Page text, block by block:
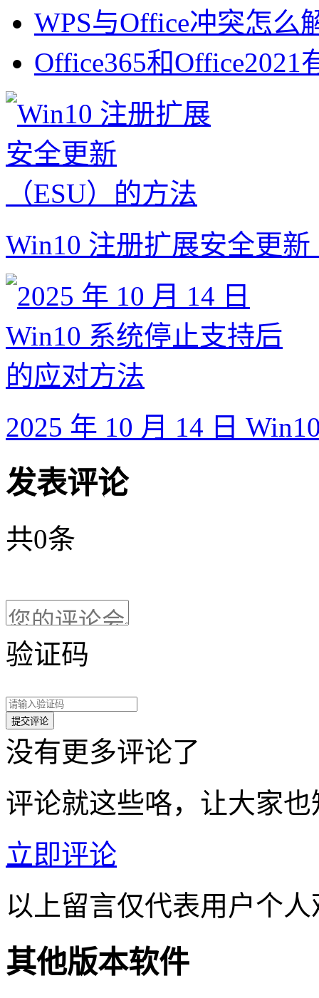
WPS与Office冲突怎么
Office365和Office2021
Win10 注册扩展安全更
2025 年 10 月 14 日
发表评论
共0条
验证码
没有更多评论了
评论就这些咯，让大家
立即评论
以上留言仅代表用户个
其他版本软件